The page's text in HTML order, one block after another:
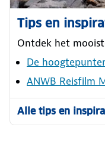
Tips en
Ontdek het
De
ANWB Reisfilm
Alle tips en